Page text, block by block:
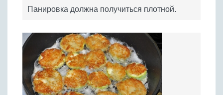
Панировка должна получиться плотной.